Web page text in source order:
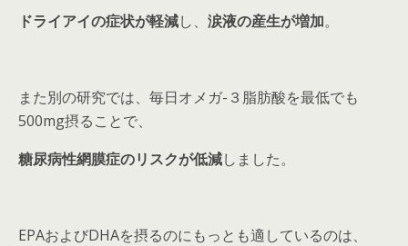
ドライアイの症状が軽減し、 涙液の産生が増加。
また別の研究では、毎日オメガ-３脂肪酸を最低でも
500mg摂ることで、
糖尿病性網膜症のリスクが低減しました。
EPAおよびDHAを摂るのにもっとも適しているのは、